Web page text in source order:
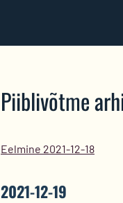
Piiblivõtme
Eelmine 2021-12-18
2021-12-19